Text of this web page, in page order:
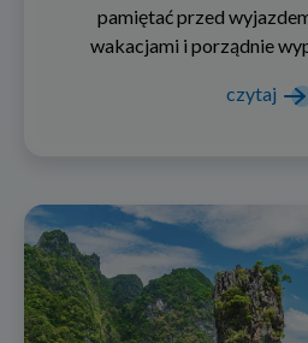
pamiętać przed
wakacjami i porządnie
czytaj